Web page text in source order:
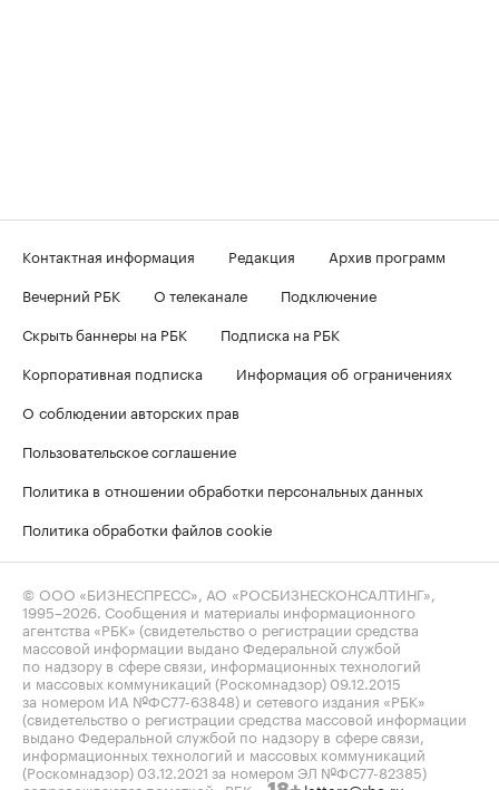
Контактная информация Редакция
Архив программ
Вечерний РБК
О телеканале
Подключение
Скрыть баннеры на РБК
Подписка на РБК
Корпоративная подписка
Информация об ограничениях
О соблюдении авторских прав
Пользовательское соглашение
Политика в отношении обработки персональных данных
Политика обработки файлов cookie
© ООО «БИЗНЕСПРЕСС», АО «РОСБИЗНЕСКОНСАЛТИНГ»,
1995–2026 . Сообщения и материалы информационного
агентства «РБК» (свидетельство о регистрации средства
массовой информации выдано Федеральной службой
по надзору в сфере связи, информационных технологий
и массовых коммуникаций (Роскомнадзор) 09.12.2015
за номером ИА №ФС77-63848) и сетевого издания «РБК»
(свидетельство о регистрации средства массовой информации
выдано Федеральной службой по надзору в сфере связи,
информационных технологий и массовых коммуникаций
(Роскомнадзор) 03.12.2021 за номером ЭЛ №ФС77-82385)